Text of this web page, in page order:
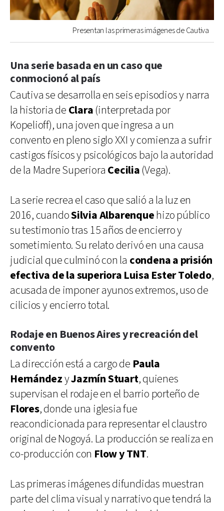
Presentan las primeras imágenes de Cautiva
Una serie basada en un caso que
conmocionó al país
Cautiva se desarrolla en seis episodios y narra
la historia de Clara (interpretada por
Kopelioff), una joven que ingresa a un
convento en pleno siglo XXI y comienza a sufrir
castigos físicos y psicológicos bajo la autoridad
de la Madre Superiora Cecilia (Vega).
La serie recrea el caso que salió a la luz en
2016, cuandoSilvia Albarenquehizo público
su testimonio tras 15 años de encierro y
sometimiento. Su relato derivó en una causa
judicial que culminó con la condena a prisión
efectiva de la superiora Luisa Ester Toledo,
acusada de imponer ayunos extremos, uso de
cilicios y encierro total.
Rodaje en Buenos Aires y recreación del
convento
La dirección está a cargo de Paula
HernándezyJazmín Stuart, quienes
supervisan el rodaje en el barrio porteño de
Flores, donde una iglesia fue
reacondicionada para representar el claustro
original de Nogoyá. La producción se realiza en
co-producción con Flow y TNT.
Las primeras imágenes difundidas muestran
parte del clima visual y narrativo que tendrá la